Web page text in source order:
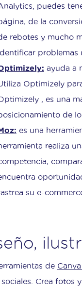
puedes
de la
rebotes y mucho
problemas
ayuda a
Optimizely
, es una
de
es una
realiza
su e-
de Canva
sociales. Crea fotos